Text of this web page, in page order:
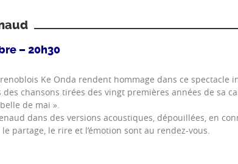
– 20h30
Ke Onda rendent hommage dans ce spectacle
chansons tirées des vingt premières années de sa
de mai ».
dans des versions acoustiques, dépouillées, en
partage, le rire et l’émotion sont au rendez-vous.